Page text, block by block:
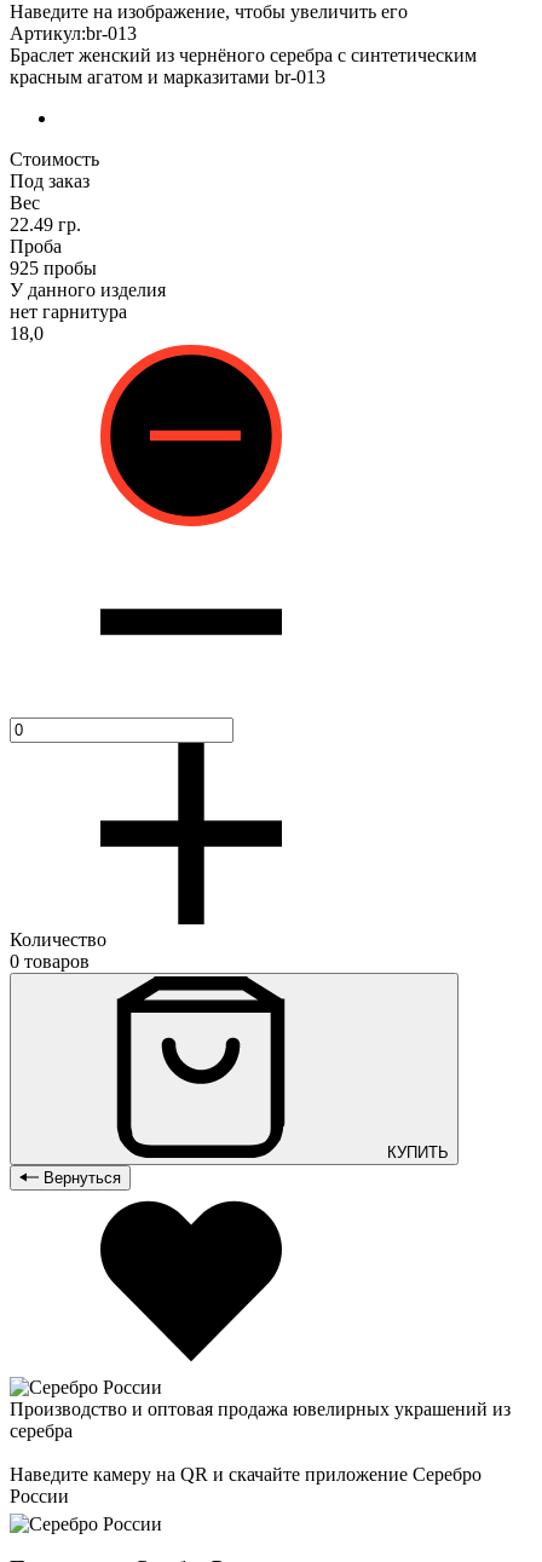
Наведите на изображение, чтобы увеличить его
Артикул:br-013
Браслет женский из чернёного серебра с синтетическим
красным агатом и марказитами br-013
Стоимость
Под заказ
Вес
22.49 гр.
Проба
925 пробы
У данного изделия
нет гарнитура
18,0
Количество
0 товаров
КУПИТЬ
Вернуться
Производство и оптовая продажа ювелирных украшений из
серебра
Наведите камеру на QR и скачайте приложение Серебро
России